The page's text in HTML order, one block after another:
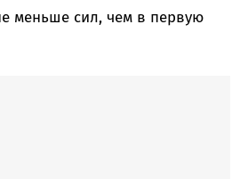
меньше сил, чем в первую